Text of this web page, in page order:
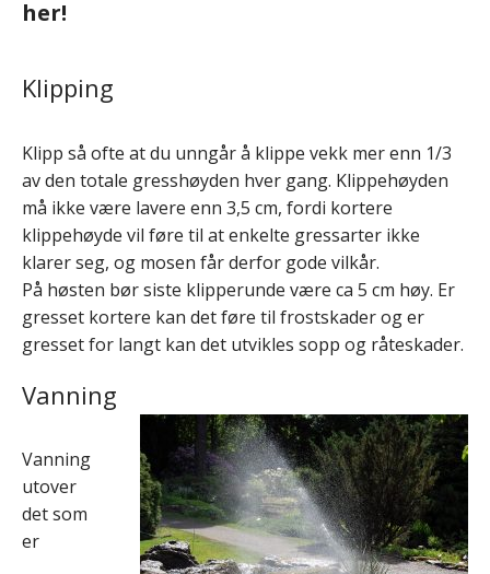
her!
Klipping
Klipp så ofte at du unngår å klippe vekk mer enn 1/3
av den totale gresshøyden hver gang. Klippehøyden
må ikke være lavere enn 3,5 cm, fordi kortere
klippehøyde vil føre til at enkelte gressarter ikke
klarer seg, og mosen får derfor gode vilkår.
På høsten bør siste klipperunde være ca 5 cm høy. Er
gresset kortere kan det føre til frostskader og er
gresset for langt kan det utvikles sopp og råteskader.
Vanning
Vanning
utover
det som
er